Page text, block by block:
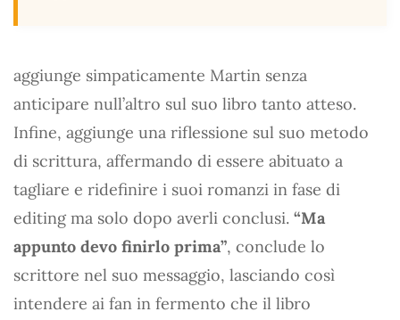
aggiunge simpaticamente Martin senza
anticipare null’altro sul suo libro tanto atteso.
Infine, aggiunge una riflessione sul suo metodo
di scrittura, affermando di essere abituato a
tagliare e ridefinire i suoi romanzi in fase di
editing ma solo dopo averli conclusi. “Ma
appunto devo finirlo prima”, conclude lo
scrittore nel suo messaggio, lasciando così
intendere ai fan in fermento che il libro